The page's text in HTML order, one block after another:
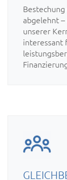
abgelehnt
unserer
interessant